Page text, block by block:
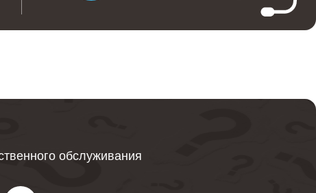
обслуживания